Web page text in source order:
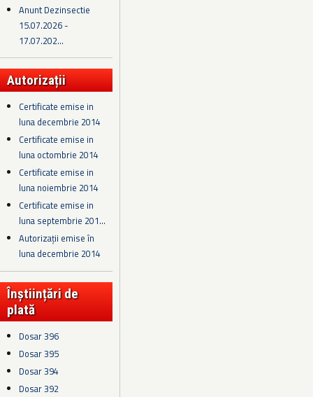
Anunt Dezinsectie
15.07.2026 -
17.07.202...
Autorizații
Certificate emise in
luna decembrie 2014
Certificate emise in
luna octombrie 2014
Certificate emise in
luna noiembrie 2014
Certificate emise in
luna septembrie 201...
Autorizații emise în
luna decembrie 2014
Înștiințări de
plată
Dosar 396
Dosar 395
Dosar 394
Dosar 392